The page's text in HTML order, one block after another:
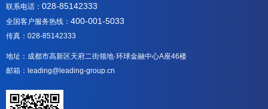
联系电话： 028-85142333
全国客户服务热线： 400-001-5033
传真：028-85142333
地址：成都市高新区天府二街领地·环球金融中心A座46楼
邮箱：leading@leading-group.cn